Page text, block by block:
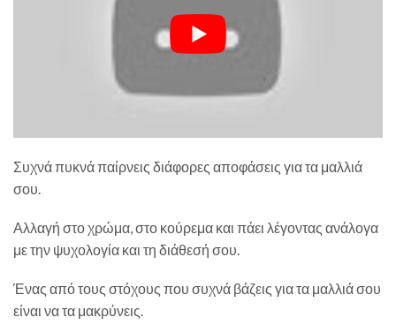
Συχνά πυκνά παίρνεις διάφορες αποφάσεις για τα μαλλιά
σου.
Αλλαγή στο χρώμα, στο κούρεμα και πάει λέγοντας ανάλογα
με την ψυχολογία και τη διάθεσή σου.
Ένας από τους στόχους που συχνά βάζεις για τα μαλλιά σου
είναι να τα μακρύνεις.